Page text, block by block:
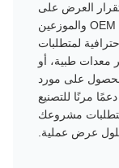
العرض على
المدى الطويل. تعمل Hopestar مع شركاء OEM والموزعين
لمتطلبات
معدات طبية، أو
على مورد
شاشات LCD موثوق به، توفر Hopestar دعمًا مرنًا للتصنيع
مشروعك
عرض عملية.